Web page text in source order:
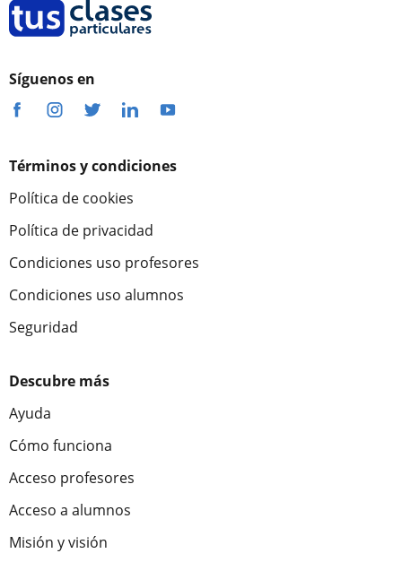
Síguenos en
Términos y condiciones
Política de cookies
Política de privacidad
Condiciones uso profesores
Condiciones uso alumnos
Seguridad
Descubre más
Ayuda
Cómo funciona
Acceso profesores
Acceso a alumnos
Misión y visión